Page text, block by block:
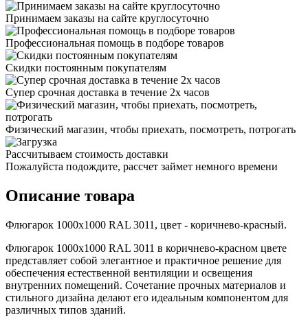
Принимаем заказы на сайте круглосуточно
Профессиональная помощь в подборе товаров
Скидки постоянным покупателям
Супер срочная доставка в течение 2х часов
Физический магазин, чтобы приехать, посмотреть, потрогать
Рассчитываем стоимость доставки
Пожалуйста подождите, рассчет займет немного времени
Описание товара
Флюгарок 1000x1000 RAL 3011, цвет - коричнево-красный.
Флюгарок 1000x1000 RAL 3011 в коричнево-красном цвете
представляет собой элегантное и практичное решение для
обеспечения естественной вентиляции и освещения
внутренних помещений. Сочетание прочных материалов и
стильного дизайна делают его идеальным компонентом для
различных типов зданий.